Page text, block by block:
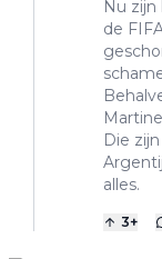
Nu
de
Die
alles.
3+